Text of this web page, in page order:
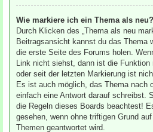
Wie markiere ich ein Thema als neu?
Durch Klicken des „Thema als neu
Beitragsansicht kannst du das Thema
die erste Seite des Forums holen.
Link nicht siehst, dann ist die
oder seit der letzten Markierung ist
Es ist auch möglich, das Thema nach
einfach eine Antwort darauf schreibst.
die Regeln dieses Boards beachtest!
gesehen, wenn ohne triftigen Grund
Themen geantwortet wird.